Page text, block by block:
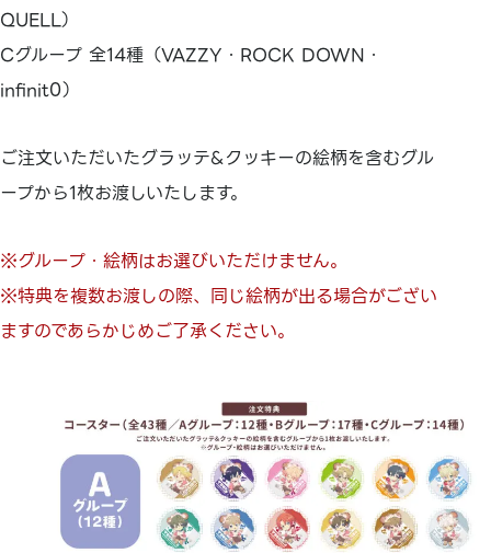
QUELL）
Cグループ 全14種（VAZZY・ROCK DOWN・
infinit0）
ご注文いただいたグラッテ&クッキーの絵柄を含むグル
ープから1枚お渡しいたします。
※グループ・絵柄はお選びいただけません。
※特典を複数お渡しの際、同じ絵柄が出る場合がござい
ますのであらかじめご了承ください。